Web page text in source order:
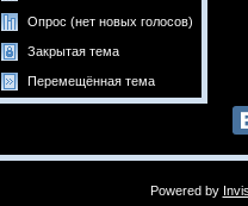
Опрос (нет новых голосов)
Закрытая тема
Перемещённая тема
Powered by